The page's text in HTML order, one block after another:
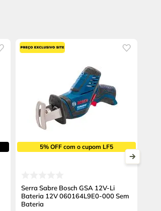
5% OFF com o cupom LF5
Serra Sabre Bosch GSA 12V-Li
Bateria 12V 060164L9E0-000 Sem
Bateria